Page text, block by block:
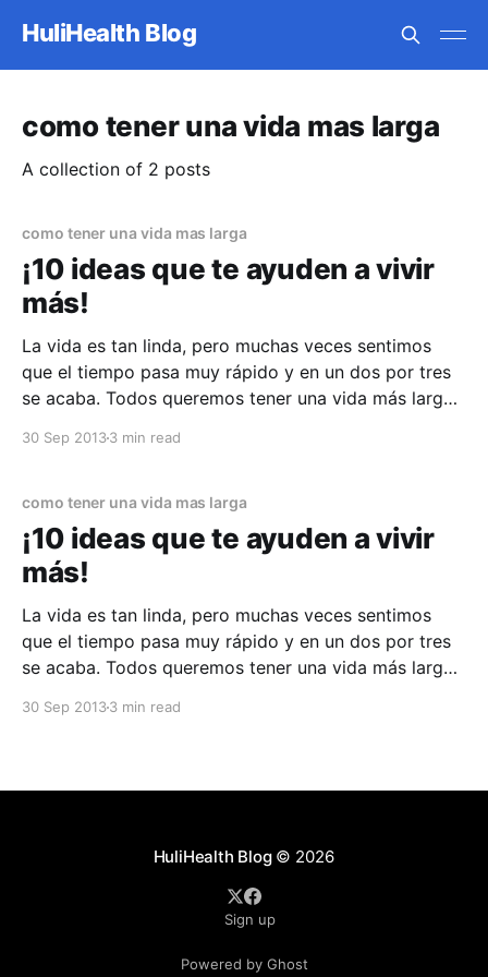
HuliHealth Blog
como tener una vida mas larga
A collection of 2 posts
como tener una vida mas larga
¡10 ideas que te ayuden a vivir
más!
La vida es tan linda, pero muchas veces sentimos
que el tiempo pasa muy rápido y en un dos por tres
se acaba. Todos queremos tener una vida más larga
claro está, viviendo una vida llena de felicidad y
30 Sep 20133 min read
como tener una vida mas larga
¡10 ideas que te ayuden a vivir
más!
La vida es tan linda, pero muchas veces sentimos
que el tiempo pasa muy rápido y en un dos por tres
se acaba. Todos queremos tener una vida más larga
claro está, viviendo una vida llena de felicidad y
30 Sep 20133 min read
HuliHealth Blog© 2026
Sign up
Powered by Ghost